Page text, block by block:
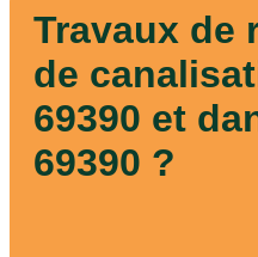
Travaux de
de
69390 et
69390 ?